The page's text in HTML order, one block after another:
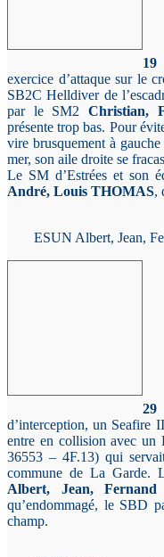
19
exercice d’attaque sur le
SB2C Helldiver de
par le SM2Christian,
présente trop bas. Pour
vire brusquement à
mer, son aile droite se
Le SM d’Estrées et son
André, Louis THOMAS,
ESUN Albert, Jean,
29
d’interception, un
entre en collision avec
36553 – 4F.13) qui
commune de La Garde.
Albert, Jean, Fernand
qu’endommagé, le SBD
champ.